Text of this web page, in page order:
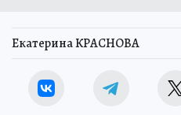
Екатерина КРАСНОВА